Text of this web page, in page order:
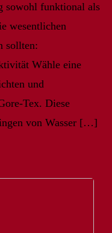
sowohl funktional als
wesentlichen
sollten:
Wähle eine
und
Tex. Diese
von Wasser […]